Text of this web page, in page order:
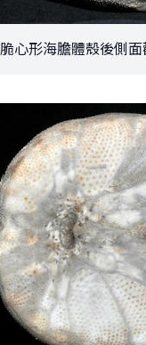
心形海膽體殼後側面